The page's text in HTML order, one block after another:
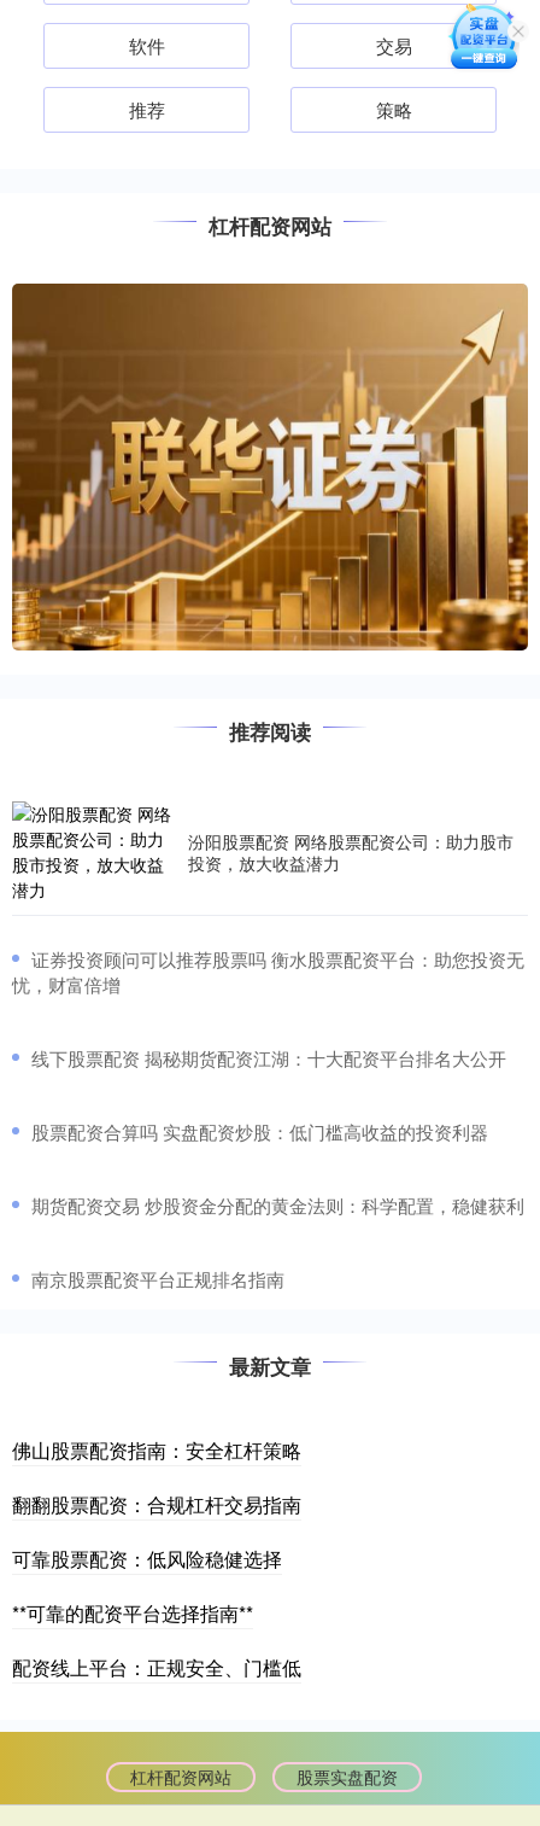
软件 交易
推荐 策略
杠杆配资网站
推荐阅读
汾阳股票配资 网络股票配资公司：助力股市
投资，放大收益潜力
​证券投资顾问可以推荐股票吗 衡水股票配资平台：助您投资无
忧，财富倍增
​线下股票配资 揭秘期货配资江湖：十大配资平台排名大公开
​股票配资合算吗 实盘配资炒股：低门槛高收益的投资利器
​期货配资交易 炒股资金分配的黄金法则：科学配置，稳健获利
​南京股票配资平台正规排名指南
最新文章
佛山股票配资指南：安全杠杆策略
翻翻股票配资：合规杠杆交易指南
可靠股票配资：低风险稳健选择
**可靠的配资平台选择指南**
配资线上平台：正规安全、门槛低
杠杆配资网站 股票实盘配资